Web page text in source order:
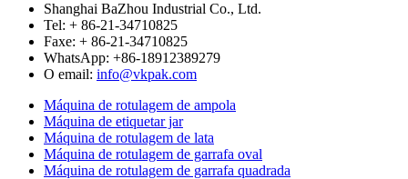
Shanghai BaZhou Industrial Co., Ltd.
Tel: + 86-21-34710825
Faxe: + 86-21-34710825
WhatsApp: +86-18912389279
O email: info@vkpak.com
Máquina de rotulagem de ampola
Máquina de etiquetar jar
Máquina de rotulagem de lata
Máquina de rotulagem de garrafa oval
Máquina de rotulagem de garrafa quadrada